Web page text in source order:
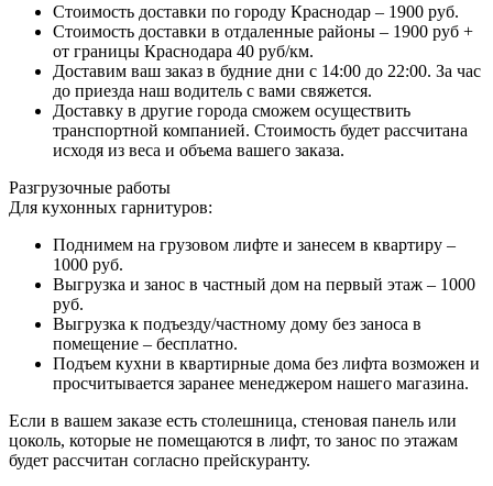
Стоимость доставки по городу Краснодар – 1900 руб.
Стоимость доставки в отдаленные районы – 1900 руб +
от границы Краснодара 40 руб/км.
Доставим ваш заказ в будние дни с 14:00 до 22:00. За час
до приезда наш водитель с вами свяжется.
Доставку в другие города сможем осуществить
транспортной компанией. Стоимость будет рассчитана
исходя из веса и объема вашего заказа.
Разгрузочные работы
Для кухонных гарнитуров:
Поднимем на грузовом лифте и занесем в квартиру –
1000 руб.
Выгрузка и занос в частный дом на первый этаж – 1000
руб.
Выгрузка к подъезду/частному дому без заноса в
помещение – бесплатно.
Подъем кухни в квартирные дома без лифта возможен и
просчитывается заранее менеджером нашего магазина.
Если в вашем заказе есть столешница, стеновая панель или
цоколь, которые не помещаются в лифт, то занос по этажам
будет рассчитан согласно прейскуранту.